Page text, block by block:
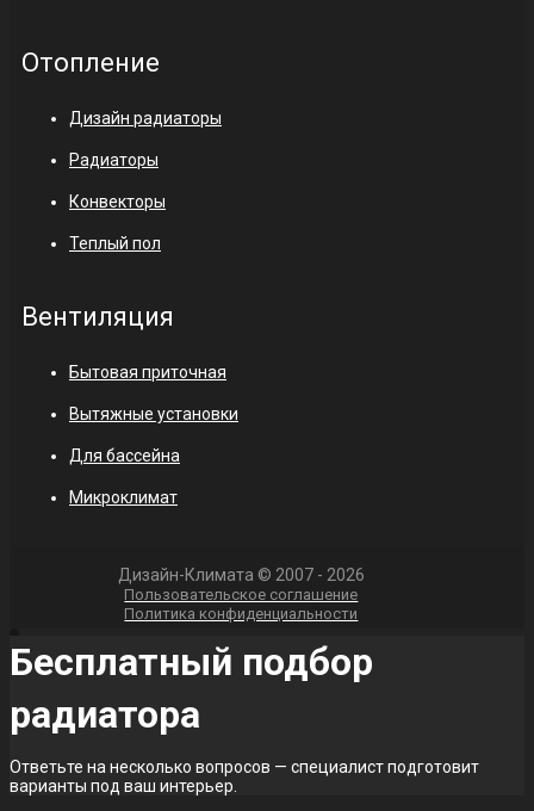
Отопление
Дизайн радиаторы
Радиаторы
Конвекторы
Теплый пол
Вентиляция
Бытовая приточная
Вытяжные установки
Для бассейна
Микроклимат
Дизайн-Климата © 2007 - 2026
Пользовательское соглашение
Политика конфиденциальности
Бесплатный подбор
радиатора
Ответьте на несколько вопросов — специалист подготовит
варианты под ваш интерьер.